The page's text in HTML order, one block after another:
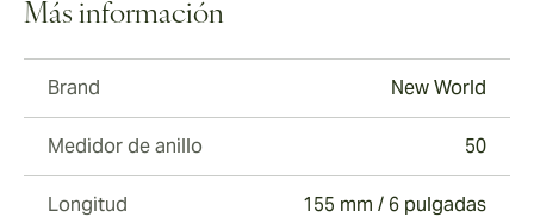
Más información
Brand New World
Medidor de anillo 50
Longitud 155 mm / 6 pulgadas